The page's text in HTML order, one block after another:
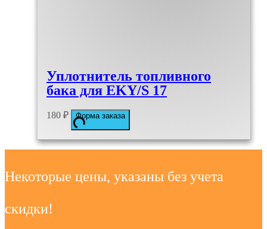
Уплотнитель топливного
бака для EKY/S 17
180 ₽ Форма заказа
Некоторые цены, указаны без учета
скидки!